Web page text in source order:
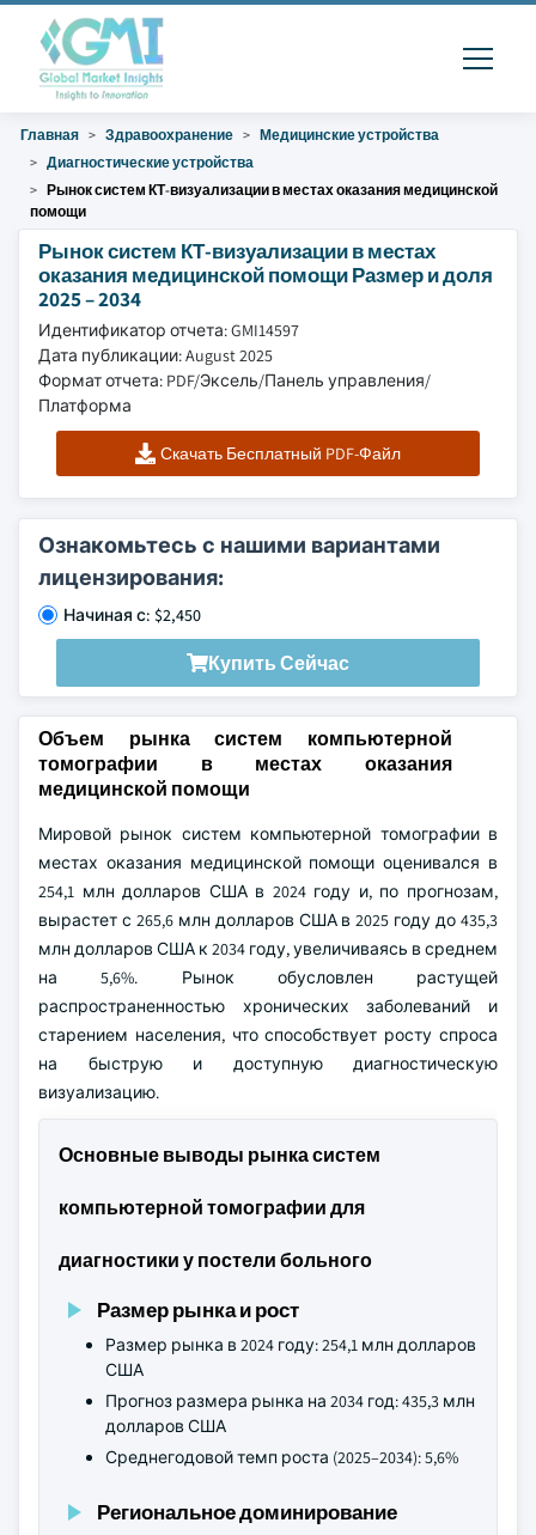
Главная Здравоохранение
Медицинские устройства
Диагностические устройства
Рынок систем КТ-визуализации в местах оказания медицинской
помощи
Рынок систем КТ-визуализации в местах
оказания медицинской помощи Размер и доля
2025 – 2034
Идентификатор отчета: GMI14597
Дата публикации: August 2025
Формат отчета: PDF/Эксель/Панель управления/
Платформа
Скачать Бесплатный PDF-Файл
Ознакомьтесь с нашими вариантами
лицензирования:
Начиная с: $2,450
Купить Сейчас
Объем рынка систем компьютерной
томографии в местах оказания
медицинской помощи
Мировой рынок систем компьютерной томографии в
местах оказания медицинской помощи оценивался в
254,1 млн долларов США в 2024 году и, по прогнозам,
вырастет с 265,6 млн долларов США в 2025 году до 435,3
млн долларов США к 2034 году, увеличиваясь в среднем
на 5,6%. Рынок обусловлен растущей
распространенностью хронических заболеваний и
старением населения, что способствует росту спроса
на быструю и доступную диагностическую
визуализацию.
Основные выводы рынка систем
компьютерной томографии для
диагностики у постели больного
Размер рынка и рост
Размер рынка в 2024 году: 254,1 млн долларов
США
Прогноз размера рынка на 2034 год: 435,3 млн
долларов США
Среднегодовой темп роста (2025–2034): 5,6%
Региональное доминирование